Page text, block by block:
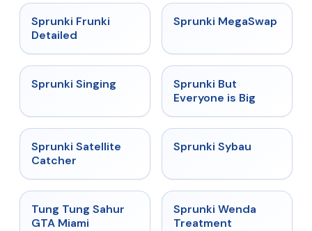
★
Sprunki Frunki
Detailed
★ 4.5
Sprunki MegaSwap
★
Sprunki Singing
Sprunki But
Everyone is Big
★ 4.4
Sprunki Satellite
Catcher
Sprunki Sybau
★ 4.5
Tung Tung Sahur
GTA Miami
★
Sprunki Wenda
Treatment